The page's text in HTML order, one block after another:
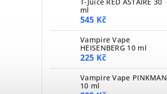
ml
545 Kč
Vampire Vape
HEISENBERG 10 ml
225 Kč
Vampire Vape PINKMAN
10 ml